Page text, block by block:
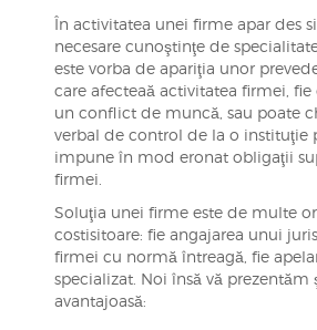
În activitatea unei firme apar des
necesare cunoştinţe de
este vorba de apariţia unor
care afecteaă activitatea firmei, fie
un conflict de muncă, sau poate
verbal de control de la o instituţie
impune în mod eronat obligaţii
firmei.
Soluţia unei firme este de multe
costisitoare: fie angajarea unui
firmei cu normă întreagă, fie
specializat. Noi însă vă prezentăm
avantajoasă: